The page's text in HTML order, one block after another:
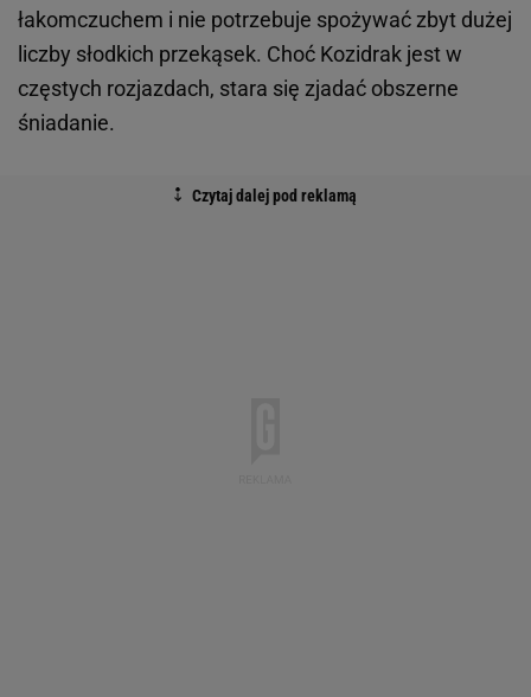
łakomczuchem i nie potrzebuje spożywać zbyt dużej
liczby słodkich przekąsek. Choć Kozidrak jest w
częstych rozjazdach, stara się zjadać obszerne
śniadanie.